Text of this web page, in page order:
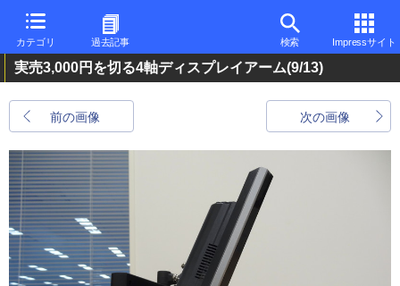
カテゴリ 過去記事 検索 Impressサイト
実売3,000円を切る4軸ディスプレイアーム(9/13)
前の画像 次の画像